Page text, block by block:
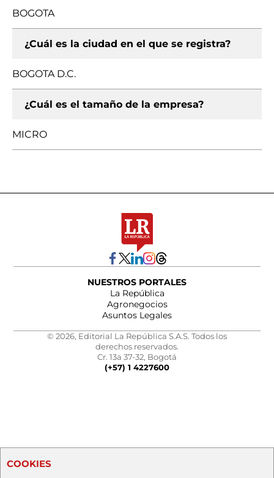
BOGOTA
¿Cuál es la ciudad en el que se registra?
BOGOTA D.C.
¿Cuál es el tamaño de la empresa?
MICRO
NUESTROS PORTALES
La República
Agronegocios
Asuntos Legales
© 2026, Editorial La República S.A.S. Todos los
derechos reservados.
Cr. 13a 37-32, Bogotá
(+57) 1 4227600
COOKIES